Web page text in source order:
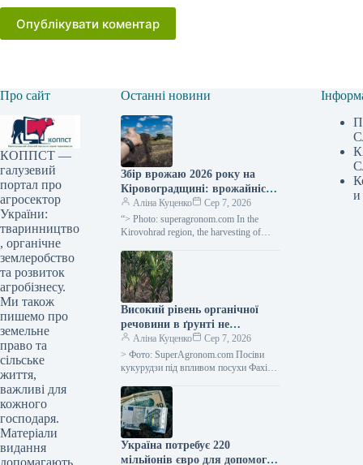
Опублікувати коментар
Про сайт
КОППСТ —
галузевий
портал про
агросектор
України:
тваринництво
, органічне
землеробство
та розвиток
агробізнесу.
Ми також
пишемо про
земельне
право та
сільське
життя,
важливі для
кожного
господаря.
Матеріали
видання
Останні новини
Збір врожаю 2026 року на
Кіровоградщині: врожайність
усіх ранніх культур
перевершила показники
минулого року —
Аліна Куценко
Сер 7, 2026
“> Photo: superagronom.com In the
Kirovohrad region, the harvesting of
completed. They were harvested…
Високий рівень органічної
речовини в ґрунті не
допомагає врожаю в умовах
посухи — SuperAgronom.com
Аліна Куценко
Сер 7, 2026
> Фото: SuperAgronom.com Посіви
кукурудзи під впливом посухи Фахівці
спростували усталене уявлення про те,
що високий…
Україна потребує 220
мільйонів євро для допомоги
и